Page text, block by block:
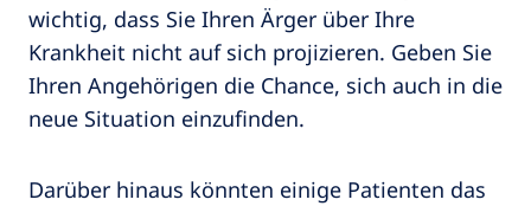
wichtig, dass Sie Ihren Ärger über Ihre
Krankheit nicht auf sich projizieren. Geben Sie
Ihren Angehörigen die Chance, sich auch in die
neue Situation einzufinden.
Darüber hinaus könnten einige Patienten das